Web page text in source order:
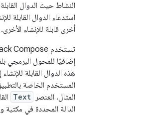
النشاط حيث الدوال
استدعاء الدوال القابلة
أخرى قابلة للإنشاء الأخرى.
هذه الدوال القابلة
المستخدم الخاصة
المثال، العنصر
Text
الدالة المحددة في